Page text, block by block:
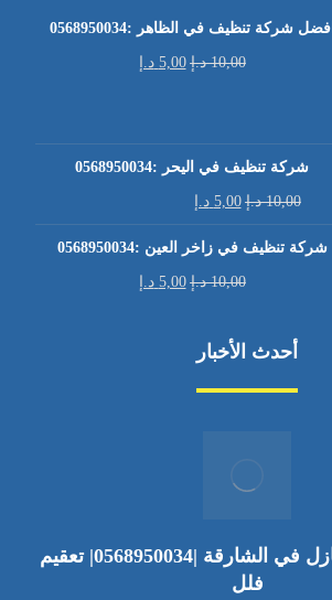
افضل شركة تنظيف في الظاهر :0568950034
10,00 د.إ 5,00 د.إ
شركة تنظيف في اليحر :0568950034
10,00 د.إ 5,00 د.إ
شركة تنظيف في زاخر العين :0568950034
10,00 د.إ 5,00 د.إ
أحدث الأخبار
شركة تعقيم منازل في الشارقة |0568950034| تعقيم
فلل